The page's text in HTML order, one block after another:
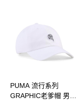
Apple Pay
Google Pay
PUMA 流行系列
GRAPHIC老爹帽 男女